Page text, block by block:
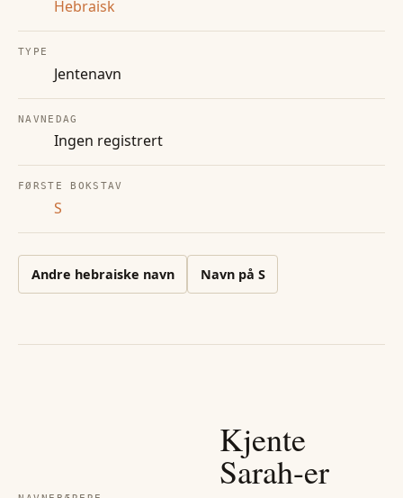
Hebraisk
TYPE
Jentenavn
NAVNEDAG
Ingen registrert
FØRSTE BOKSTAV
S
Andre hebraiske navn Navn på S
Kjente
Sarah-er